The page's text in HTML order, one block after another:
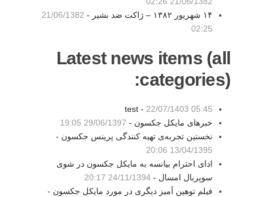
۱۴ شهریور ۱۳۸۲ – ژاکت ضد بشیر -
21/06/1382
02:25
Latest news items (all
categories):
test - 22/07/1403 05:45
خبرهای مایکل جکسون - 29/06/1397 19:05
نخستین تجربه‌ی تهیه کنندگی پرینس جکسون -
13/04/1395 20:06
ادای احترام بیانسه به مایکل جکسون در شوی
سوپربال امسال - 24/11/1394 20:17
فیلم توهین آمیز دیگری در مورد مایکل جکسون -